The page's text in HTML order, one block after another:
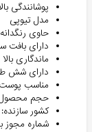
پوشانندگی
مدل تیوپی
حاوی
دارای بافت
ماندگاری بالا
دارای شش
مناسب
حجم محصول: 30
کشور سازنده:
شماره مجوز بهداشت: